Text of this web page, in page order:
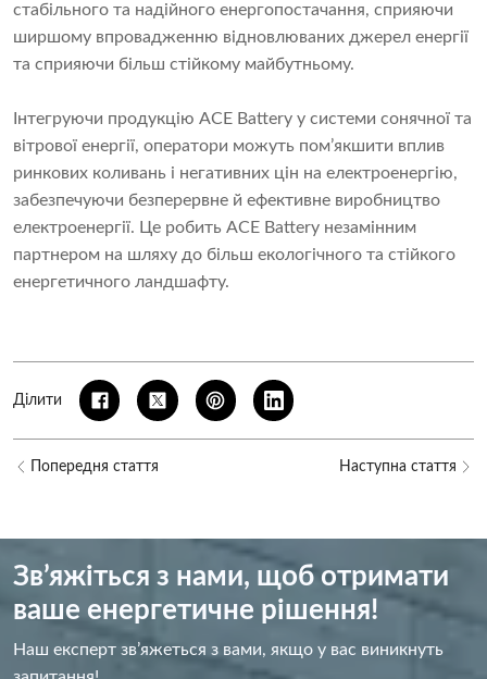
стабільного та надійного енергопостачання, сприяючи
ширшому впровадженню відновлюваних джерел енергії
та сприяючи більш стійкому майбутньому.
Інтегруючи продукцію ACE Battery у системи сонячної та
вітрової енергії, оператори можуть пом’якшити вплив
ринкових коливань і негативних цін на електроенергію,
забезпечуючи безперервне й ефективне виробництво
електроенергії. Це робить ACE Battery незамінним
партнером на шляху до більш екологічного та стійкого
енергетичного ландшафту.
Ділити
Попередня стаття Наступна стаття
Зв’яжіться з нами, щоб отримати
ваше енергетичне рішення!
Наш експерт зв’яжеться з вами, якщо у вас виникнуть